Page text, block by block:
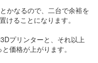
かなるので、二台で余裕を
けることになります。
プリンターと、それ以上
価格が上がります。